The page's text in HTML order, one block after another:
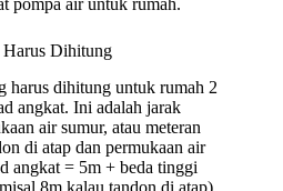
Dihitung
harus dihitung untuk rumah 2
angkat. Ini adalah jarak
air sumur, atau meteran
di atap dan permukaan air
angkat = 5m + beda tinggi
8m kalau tandon di atap)